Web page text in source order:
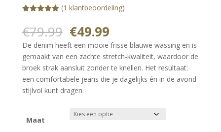
gebaseerd
klantbeoorde
(1 klantbeoordeling)
€79.99 Oorspronkelijke
prijs
was:
€79.99.
€49.99Huidige
prijs
is:
€49.99.
De denim heeft een mooie frisse blauwe wassing en is
gemaakt van een zachte stretch-kwaliteit, waardoor de
broek strak aansluit zonder te knellen. Het resultaat:
een comfortabele jeans die je dagelijks én in de avond
stijlvol kunt dragen.
Maat